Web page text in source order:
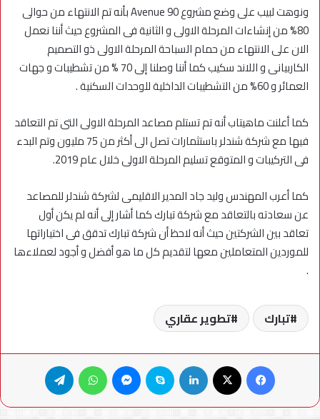
ونوهت لبيب على وضع مشروع 90 Avenue بأنه تم الانتهاء من حوالى
80% من إنشاءات المرحلة الاولى و الثانية فى المشروع حيث أننا نعمل
الان على الانتهاء من حمام السباحة المرحلة الاولى ذو التصميم
الكاربيانى و اللاند سكيب كما أننا وصلنا إلى 70 % من تشطيبات و جهات
العمائر و 60% من التشطيبات الداخلية للوحدات السكنية .
كما أعلنت ماهيتاب أنه تم تستلم مصاعد المرحلة الاولى التى تم التعاقد
فيها مع شركة شندلر باستثمارات تصل الى أكثر من 75 مليون وتم البدء
فى التركيبات و المتوقع تسليم المرحلة الاولى خلال عام 2019.
كما أعرب المهندس وليد جاد المدير الاقليمى لشركة شندلر للمصاعد
عن سعادته بالتعاقد مع شركة تبارك كما أشار إلى أنه لم يكن أول
تعاقد بين الشركتين حيث أنه لاحظ أن شركة تبارك تدقق فى اختياراتها
للموردين المتعاملين معها لتقديم كل ما هو أفضل و أجود لعملاءها
.
تبارك تطوير عقاري
فيسبوك لينكدإن سكايب ماسنجر واتساب